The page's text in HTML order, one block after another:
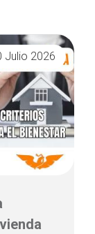
Julio 2026